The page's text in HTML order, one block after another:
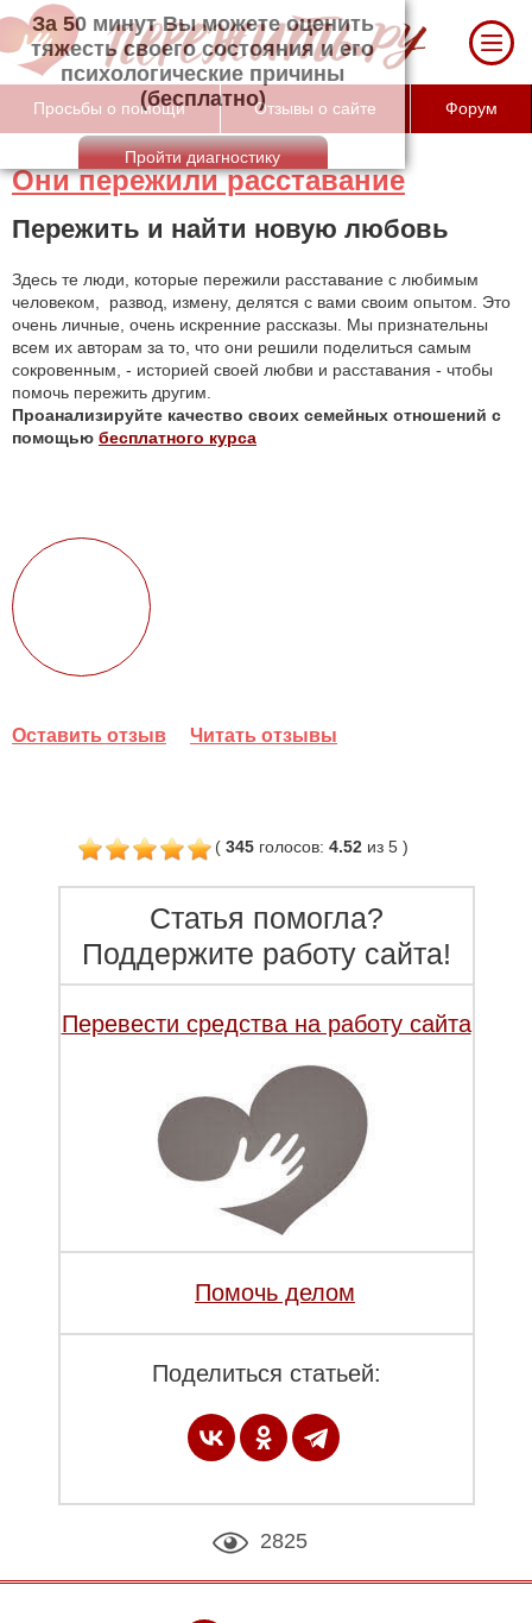
За 50 минут Вы можете оценить тяжесть
своего состояния и его психологические
причины (бесплатно)
Просьбы о помощи Отзывы о сайте Форум
Они пережили расставание
Пережить и найти новую любовь
Здесь те люди, которые пережили расставание с любимым
человеком, развод, измену, делятся с вами своим опытом. Это
очень личные, очень искренние рассказы. Мы признательны
всем их авторам за то, что они решили поделиться самым
сокровенным, - историей своей любви и расставания - чтобы
помочь пережить другим.
Проанализируйте качество своих семейных отношений с
помощью бесплатного курса
Оставить отзыв Читать отзывы
( 345 голосов: 4.52из 5)
Статья помогла?
Поддержите работу сайта!
Перевести средства на работу сайта
Помочь делом
Поделиться статьей:
2825